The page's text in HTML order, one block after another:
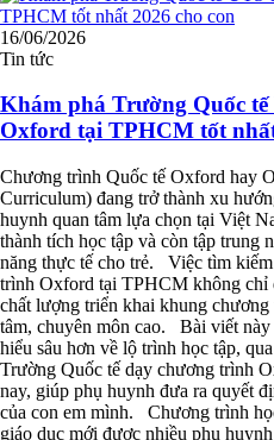
16/06/2026
Tin tức
Khám phá Trường Quốc
Oxford tại TPHCM tốt
Chương trình Quốc tế Oxford hay
Curriculum) đang trở thành xu
huynh quan tâm lựa chọn tại Việt
thành tích học tập và còn tập trung
năng thực tế cho trẻ. Việc tìm
trình Oxford tại TPHCM không chỉ
chất lượng triển khai khung
tâm, chuyên môn cao. Bài viết
hiểu sâu hơn về lộ trình học tập,
Trường Quốc tế dạy chương trình
nay, giúp phụ huynh đưa ra quyết
của con em mình. Chương trình
giáo dục mới được nhiều phụ